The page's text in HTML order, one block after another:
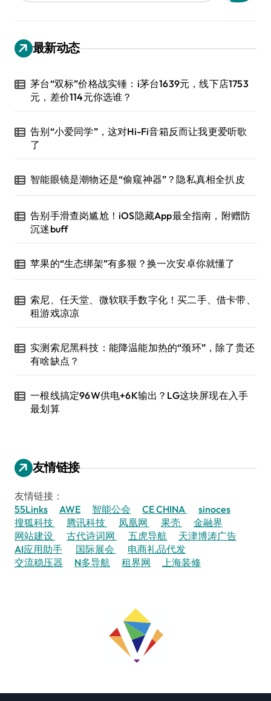
最新动态
茅台“双标”价格战实锤：i茅台1639元，线下店1753
元，差价114元你选谁？
告别“小爱同学”，这对Hi-Fi音箱反而让我更爱听歌
了
智能眼镜是潮物还是“偷窥神器”？隐私真相全扒皮
告别手滑查岗尴尬！iOS隐藏App最全指南，附赠防
沉迷buff
苹果的“生态绑架”有多狠？换一次安卓你就懂了
索尼、任天堂、微软联手数字化！买二手、借卡带、
租游戏凉凉
实测索尼黑科技：能降温能加热的“颈环”，除了贵还
有啥缺点？
一根线搞定96W供电+6K输出？LG这块屏现在入手
最划算
友情链接
友情链接：
55Links
AWE 智能公会 CE CHINA
sinoces
搜狐科技
腾讯科技 凤凰网 果壳
金融界
网站建设
古代诗词网 五虎导航
天津博涛广告
AI应用助手
国际展会
电商礼品代发
交流稳压器
N多导航 租界网 上海装修